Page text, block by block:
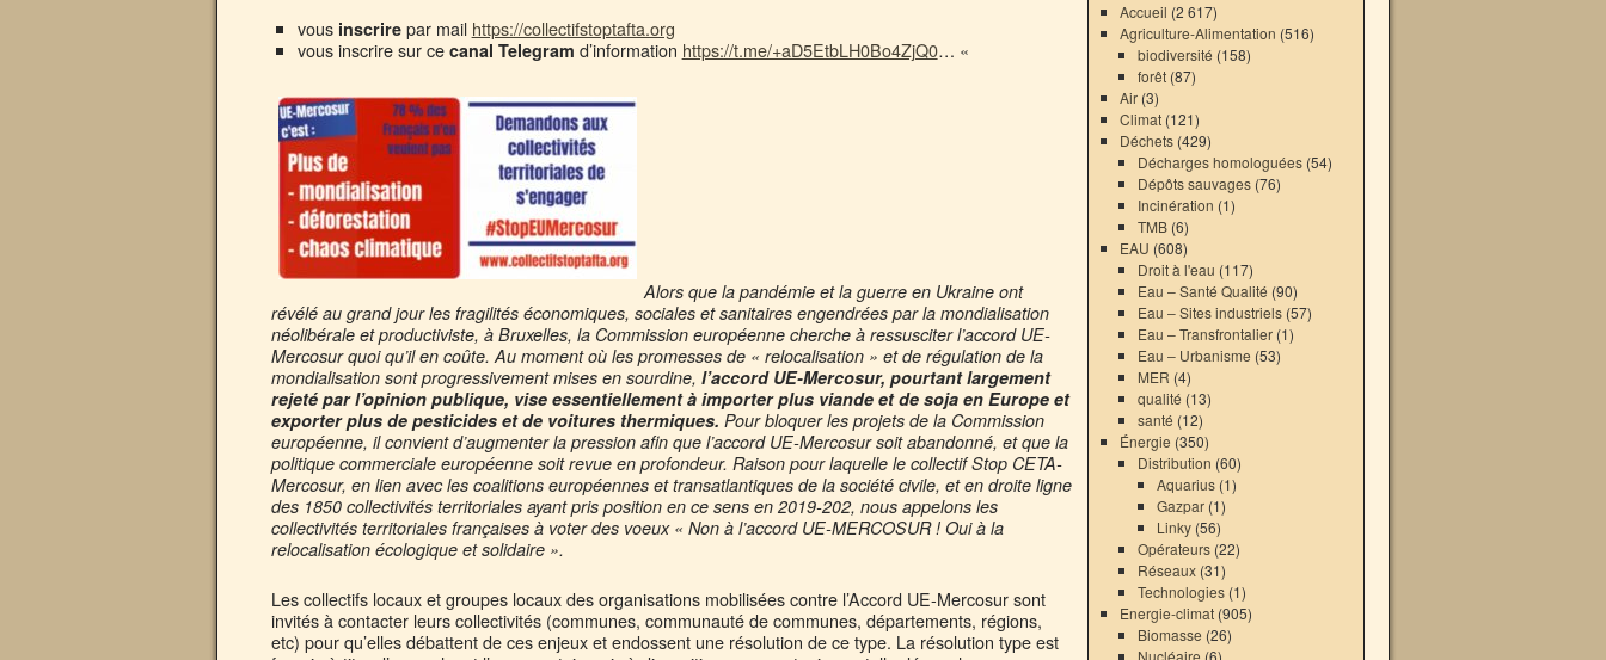
vous inscrirepar mail https://collectifstoptafta.org
vous inscrire sur ce canal Telegram d’information https://t.me/+aD5EtbLH0Bo4ZjQ0… «
Alors que la pandémie et la guerre en Ukraine ont
révélé au grand jour les fragilités économiques, sociales et sanitaires engendrées par la mondialisation
néolibérale et productiviste, à Bruxelles, la Commission européenne cherche à ressusciter l’accord UE-
Mercosur quoi qu’il en coûte. Au moment où les promesses de « relocalisation » et de régulation de la
mondialisation sont progressivement mises en sourdine, l’accord UE-Mercosur, pourtant largement
rejeté par l’opinion publique, vise essentiellement à importer plus viande et de soja en Europe et
exporter plus de pesticides et de voitures thermiques. Pour bloquer les projets de la Commission
européenne, il convient d’augmenter la pression afin que l’accord UE-Mercosur soit abandonné, et que la
politique commerciale européenne soit revue en profondeur. Raison pour laquelle le collectif Stop CETA-
Mercosur, en lien avec les coalitions européennes et transatlantiques de la société civile, et en droite ligne
des 1850 collectivités territoriales ayant pris position en ce sens en 2019-202, nous appelons les
collectivités territoriales françaises à voter des voeux « Non à l’accord UE-MERCOSUR ! Oui à la
relocalisation écologique et solidaire ».
Les collectifs locaux et groupes locaux des organisations mobilisées contre l’Accord UE-Mercosur sont
invités à contacter leurs collectivités (communes, communauté de communes, départements, régions,
etc) pour qu’elles débattent de ces enjeux et endossent une résolution de ce type. La résolution type est
Accueil (2 617)
Agriculture-Alimentation (516)
biodiversité (158)
forêt (87)
Air(3)
Climat(121)
Déchets(429)
Décharges homologuées (54)
Dépôts sauvages (76)
Incinération (1)
TMB (6)
EAU (608)
Droit à l'eau (117)
Eau – Santé Qualité (90)
Eau – Sites industriels (57)
Eau – Transfrontalier (1)
Eau – Urbanisme (53)
MER (4)
qualité (13)
santé (12)
Énergie (350)
Distribution (60)
Aquarius(1)
Gazpar(1)
Linky(56)
Opérateurs (22)
Réseaux (31)
Technologies (1)
Energie-climat(905)
Biomasse (26)
Nucléaire (6)